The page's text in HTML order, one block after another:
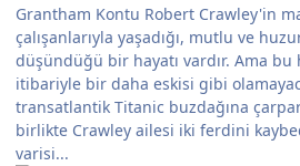
Grantham Kontu Robert Crawley'in
çalışanlarıyla yaşadığı, mutlu ve
düşündüğü bir hayatı vardır. Ama bu
itibariyle bir daha eskisi gibi
transatlantik Titanic buzdağına
birlikte Crawley ailesi iki ferdini
varisi...